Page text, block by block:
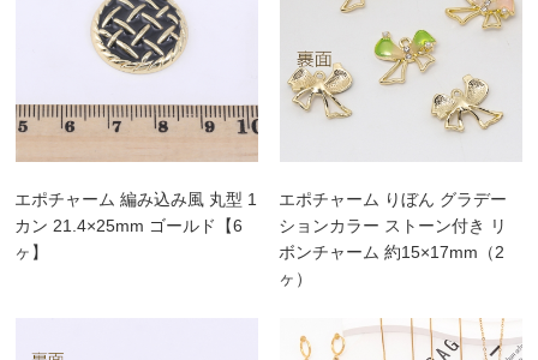
エポチャーム 編み込み風 丸型 1
カン 21.4×25mm ゴールド【6
ヶ】
エポチャーム りぼん グラデー
ションカラー ストーン付き リ
ボンチャーム 約15×17mm（2
ヶ）